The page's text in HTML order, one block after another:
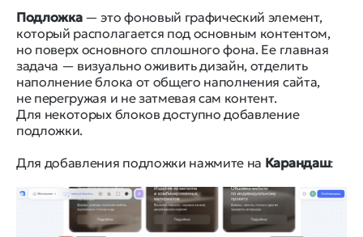
Подложка— это фоновый графический элемент,
который располагается под основным контентом,
но поверх основного сплошного фона. Ее главная
задача — визуально оживить дизайн, отделить
наполнение блока от общего наполнения сайта,
не перегружая и не затмевая сам контент.
Для некоторых блоков доступно добавление
подложки.
Для добавления подложки нажмите на Карандаш: